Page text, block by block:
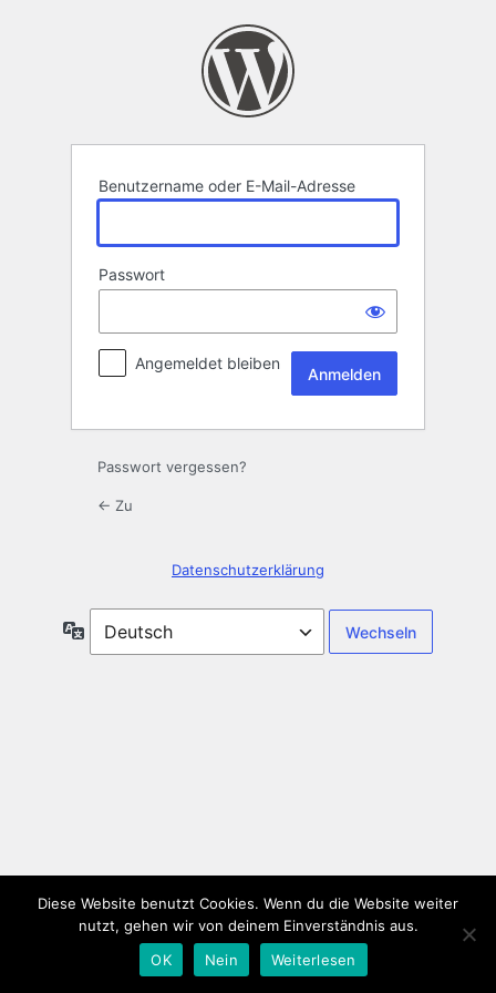
Benutzername oder E-Mail-Adresse
Passwort
Angemeldet bleiben
Passwort vergessen?
← Zu
Datenschutzerklärung
Sprache
Diese Website benutzt Cookies. Wenn du die Website weiter
nutzt, gehen wir von deinem Einverständnis aus.
OK
Nein Weiterlesen